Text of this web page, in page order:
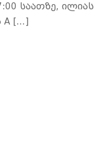
საათზე, ილიას
A […]